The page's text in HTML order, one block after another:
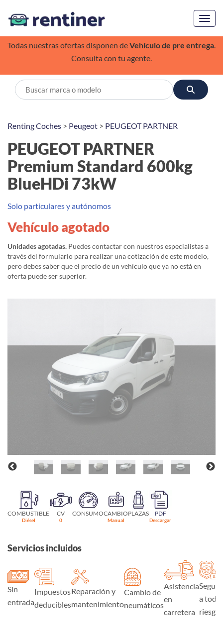
Todas nuestras ofertas disponen deVehículo de pre entrega.
Consulta con tu agente.
Renting Coches > Peugeot > PEUGEOT PARTNER
PEUGEOT PARTNER
Premium Standard 600kg
BlueHDi 73kW
Solo particulares y autónomos
Vehículo agotado
Unidades agotadas. Puedes contactar con nuestros especialistas a
través del formulario para realizar una cotización de este modelo,
pero debes saber que el precio de un vehículo que ya no está en
oferta puede ser superior.
COMBUSTIBLE
Diésel
CV
0
CONSUMOCAMBIO
Manual
PLAZAS PDF
Descargar
Servicios incluidos
Sin
entrada
Impuestos
deducibles
Reparación y
mantenimiento
Cambio de
neumáticos
Asistencia
en
carretera
Seguro
a todo
riesgo